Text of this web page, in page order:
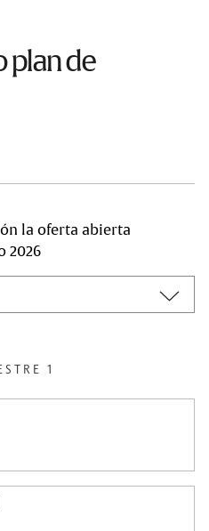
plan de
la oferta abierta
2026
1